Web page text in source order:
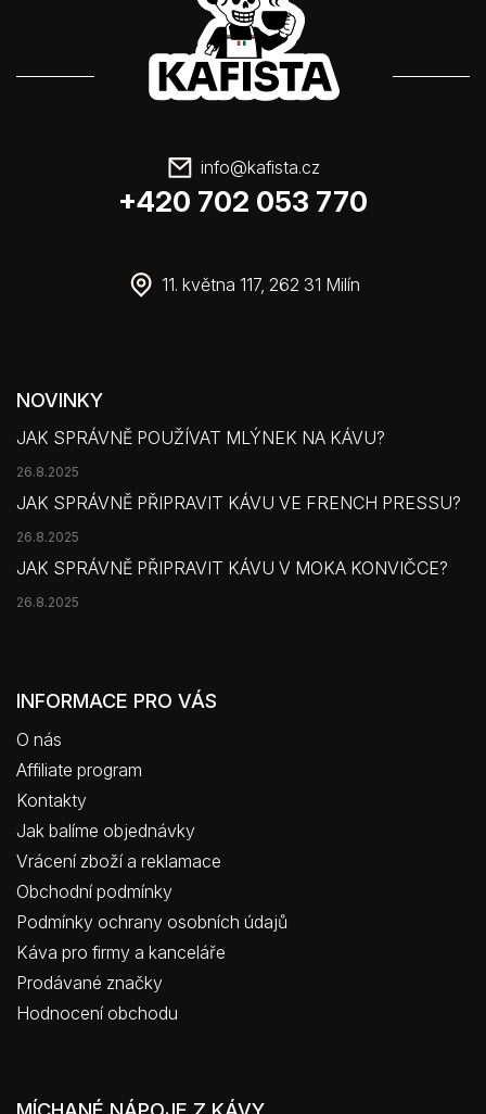
info@kafista.cz
+420 702 053 770
11. května 117, 262 31 Milín
NOVINKY
JAK SPRÁVNĚ POUŽÍVAT MLÝNEK NA KÁVU?
26.8.2025
JAK SPRÁVNĚ PŘIPRAVIT KÁVU VE FRENCH PRESSU?
26.8.2025
JAK SPRÁVNĚ PŘIPRAVIT KÁVU V MOKA KONVIČCE?
26.8.2025
INFORMACE PRO VÁS
O nás
Affiliate program
Kontakty
Jak balíme objednávky
Vrácení zboží a reklamace
Obchodní podmínky
Podmínky ochrany osobních údajů
Káva pro firmy a kanceláře
Prodávané značky
Hodnocení obchodu